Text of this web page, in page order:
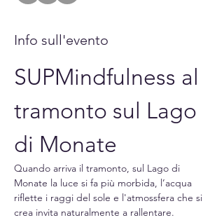
Info sull'evento
SUPMindfulness al
tramonto sul Lago
di Monate
Quando arriva il tramonto, sul Lago di
Monate la luce si fa più morbida, l’acqua
riflette i raggi del sole e l'atmossfera che si
crea invita naturalmente a rallentare.